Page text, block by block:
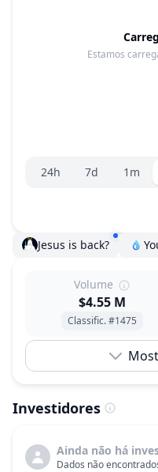
Estamos
Seletor de faixa
24h 7d 1m
Jesus is back?
Volume
$4.55 M
Classific. #1475
Investidores
Ainda não há
Dados não